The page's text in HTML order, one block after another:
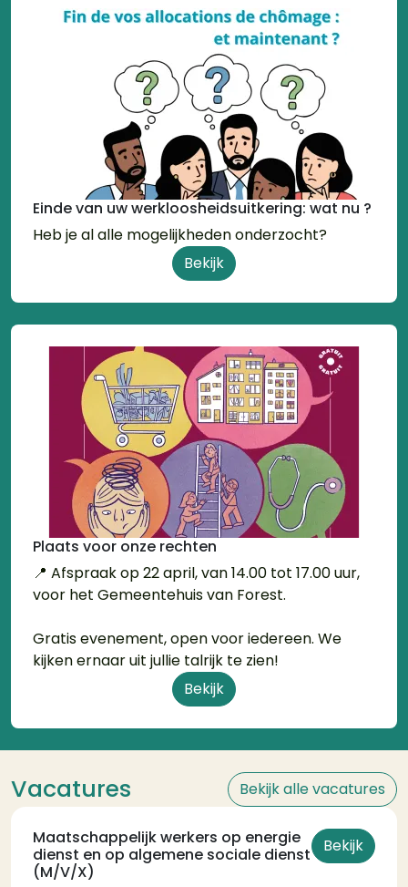
Einde van uw werkloosheidsuitkering: wat nu ?
Heb je al alle mogelijkheden onderzocht?
Bekijk
Plaats voor onze rechten
📍 Afspraak op 22 april, van 14.00 tot 17.00 uur,
voor het Gemeentehuis van Forest.
Gratis evenement, open voor iedereen. We
kijken ernaar uit jullie talrijk te zien!
Bekijk
Vacatures Bekijk alle vacatures
Maatschappelijk werkers op energie
dienst en op algemene sociale dienst
(M/V/X)
Bekijk